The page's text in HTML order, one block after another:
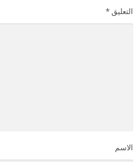
التعليق*
الاسم